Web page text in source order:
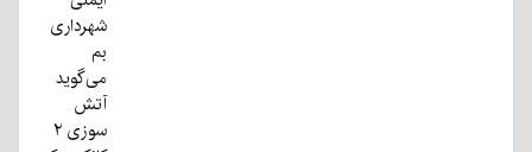
شهرداری
بم
می‌گوید
آتش
سوزی ۲